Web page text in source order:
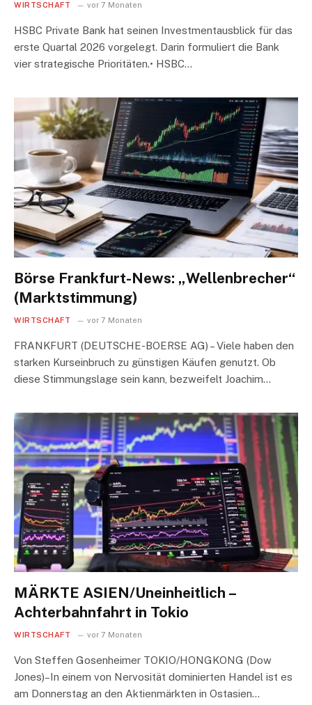
WIRTSCHAFT vor 7 Monaten
HSBC Private Bank hat seinen Investmentausblick für das
erste Quartal 2026 vorgelegt. Darin formuliert die Bank
vier strategische Prioritäten.• HSBC…
Börse Frankfurt-News: „Wellenbrecher“
(Marktstimmung)
WIRTSCHAFT vor 7 Monaten
FRANKFURT (DEUTSCHE-BOERSE AG) – Viele haben den
starken Kurseinbruch zu günstigen Käufen genutzt. Ob
diese Stimmungslage sein kann, bezweifelt Joachim…
MÄRKTE ASIEN/Uneinheitlich –
Achterbahnfahrt in Tokio
WIRTSCHAFT vor 7 Monaten
Von Steffen Gosenheimer TOKIO/HONGKONG (Dow
Jones)–In einem von Nervosität dominierten Handel ist es
am Donnerstag an den Aktienmärkten in Ostasien…